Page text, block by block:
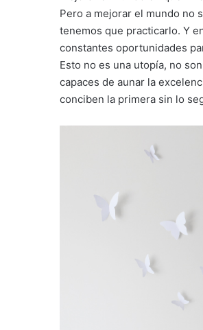
Pero a mejorar el mundo no
tenemos que practicarlo. Y
constantes oportunidades
Esto no es una utopía, no
capaces de aunar la
conciben la primera sin lo